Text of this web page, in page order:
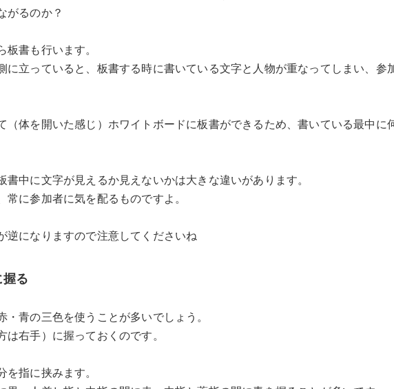
がるのか？
書も行います。
に立っていると、板書する時に書いている文字と人物が重なってしまい、
（体を開いた感じ）ホワイトボードに板書ができるため、書いている最中に
中に文字が見えるか見えないかは大きな違いがあります。
に参加者に気を配るものですよ。
逆になりますので注意してくださいね
握る
青の三色を使うことが多いでしょう。
右手）に握っておくのです。
指に挟みます。